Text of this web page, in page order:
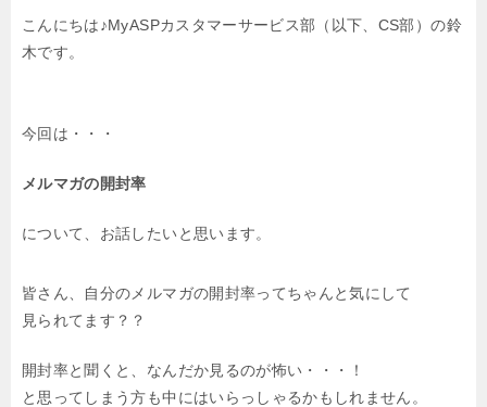
こんにちは♪MyASPカスタマーサービス部（以下、CS部）の鈴
木です。
今回は・・・
メルマガの開封率
について、お話したいと思います。
皆さん、自分のメルマガの開封率ってちゃんと気にして
見られてます？？
開封率と聞くと、なんだか見るのが怖い・・・！
と思ってしまう方も中にはいらっしゃるかもしれません。